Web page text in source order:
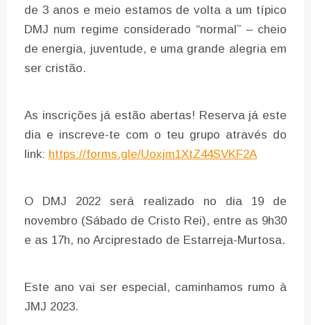
de 3 anos e meio estamos de volta a um típico
DMJ num regime considerado “normal” – cheio
de energia, juventude, e uma grande alegria em
ser cristão.
As inscrições já estão abertas! Reserva já este
dia e inscreve-te com o teu grupo através do
link: https://forms.gle/Uoxjm1XtZ44SVKF2A
O DMJ 2022 será realizado no dia 19 de
novembro (Sábado de Cristo Rei), entre as 9h30
e as 17h, no Arciprestado de Estarreja-Murtosa.
Este ano vai ser especial, caminhamos rumo à
JMJ 2023.